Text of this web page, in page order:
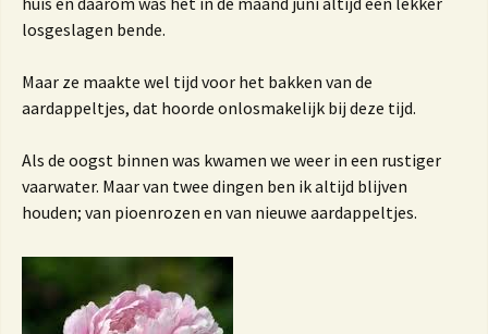
losgeslagen bende.
Maar ze maakte wel tijd voor het bakken van de
aardappeltjes, dat hoorde onlosmakelijk bij deze tijd.
Als de oogst binnen was kwamen we weer in een rustiger
vaarwater. Maar van twee dingen ben ik altijd blijven
houden; van pioenrozen en van nieuwe aardappeltjes.